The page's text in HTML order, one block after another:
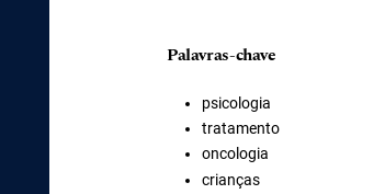
Palavras-chave
psicologia
tratamento
oncologia
crianças